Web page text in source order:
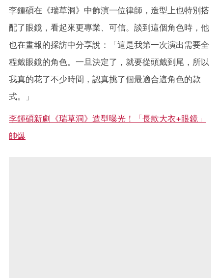
李鍾碩在《瑞草洞》中飾演一位律師，造型上也特別搭
配了眼鏡，看起來更專業、可信。談到這個角色時，他
也在畫報的採訪中分享說：「這是我第一次演出需要全
程戴眼鏡的角色。一旦決定了，就要從頭戴到尾，所以
我真的花了不少時間，認真挑了個最適合這角色的款
式。」
李鍾碩新劇《瑞草洞》造型曝光！「長款大衣+眼鏡」
帥爆